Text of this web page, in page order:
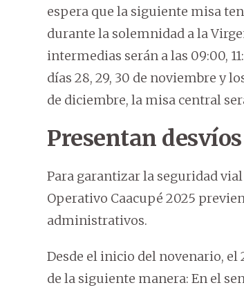
espera que la siguiente misa
durante la solemnidad a la
intermedias serán a las 09:00,
días 28, 29, 30 de noviembre y
de diciembre, la misa central
Presentan
Para garantizar la seguridad
Operativo Caacupé 2025
administrativos.
Desde el inicio del novenario,
de la siguiente manera: En el